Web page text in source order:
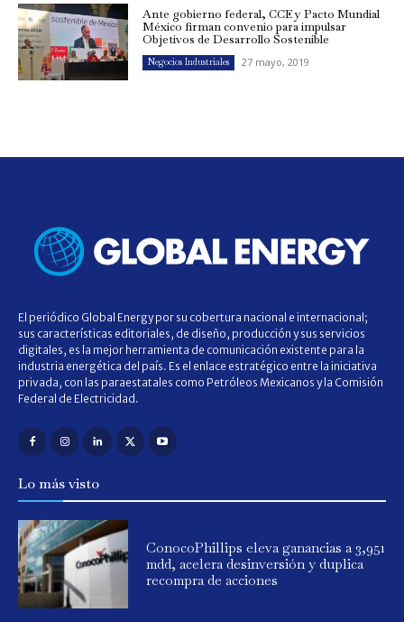
Ante gobierno federal, CCE y Pacto Mundial
México firman convenio para impulsar
Objetivos de Desarrollo Sostenible
Negocios Industriales 27 mayo, 2019
El periódico Global Energy por su cobertura nacional e internacional;
sus características editoriales, de diseño, producción y sus servicios
digitales, es la mejor herramienta de comunicación existente para la
industria energética del país. Es el enlace estratégico entre la iniciativa
privada, con las paraestatales como Petróleos Mexicanos y la Comisión
Federal de Electricidad.
Lo más visto
ConocoPhillips eleva ganancias a 3,951
mdd, acelera desinversión y duplica
recompra de acciones